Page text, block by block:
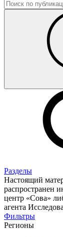
Разделы
Настоящий
распространен
центр «Сова»
агента
Фильтры
Регионы